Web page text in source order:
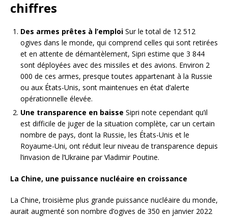
chiffres
Des armes prêtes à l’emploi Sur le total de 12 512
ogives dans le monde, qui comprend celles qui sont retirées
et en attente de démantèlement, Sipri estime que 3 844
sont déployées avec des missiles et des avions. Environ 2
000 de ces armes, presque toutes appartenant à la Russie
ou aux États-Unis, sont maintenues en état d’alerte
opérationnelle élevée.
Une transparence en baisse Sipri note cependant qu’il
est difficile de juger de la situation complète, car un certain
nombre de pays, dont la Russie, les États-Unis et le
Royaume-Uni, ont réduit leur niveau de transparence depuis
l’invasion de l’Ukraine par Vladimir Poutine.
La Chine, une puissance nucléaire en croissance
La Chine, troisième plus grande puissance nucléaire du monde,
aurait augmenté son nombre d’ogives de 350 en janvier 2022